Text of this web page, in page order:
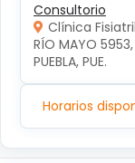
Consultorio
Clínica
RÍO MAYO 5953,
PUEBLA, PUE.
Horarios